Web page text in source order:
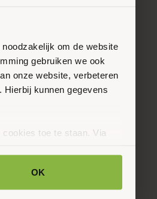
om de website
gebruiken we ook
onze website, verbeteren
kunnen gegevens
cookies toe te staan. Via
OK